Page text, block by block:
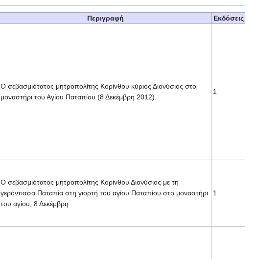
Περιγραφή Εκδόσεις
Ο σεβασμιότατος μητροπολίτης Κορίνθου κύριος Διονύσιος στο
μοναστήρι του Αγίου Παταπίου (8 Δεκέμβρη 2012).
1
O σεβασμιότατος μητροπολίτης Κορίνθου Διονύσιος με τη
γερόντισσα Παταπία στη γιορτή του αγίου Παταπίου στο μοναστήρι
του αγίου, 8 Δεκέμβρη
1